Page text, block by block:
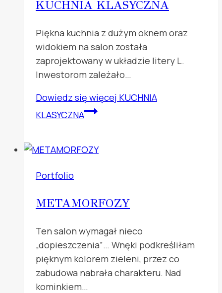
KUCHNIA KLASYCZNA
Piękna kuchnia z dużym oknem oraz
widokiem na salon została
zaprojektowany w układzie litery L.
Inwestorom zależało…
Dowiedz się więcej KUCHNIA
KLASYCZNA
Portfolio
METAMORFOZY
Ten salon wymagał nieco
„dopieszczenia”… Wnęki podkreśliłam
pięknym kolorem zieleni, przez co
zabudowa nabrała charakteru. Nad
kominkiem…